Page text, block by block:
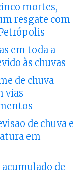
mortes,
resgate com
em toda a
às chuvas
de chuva
vias
de chuva e
em
de